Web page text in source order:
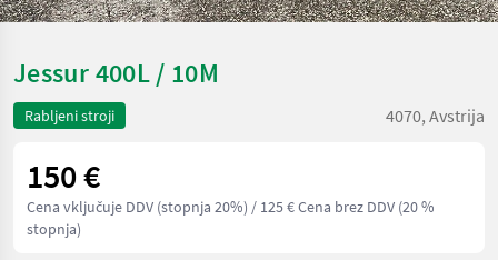
Jessur 400L / 10M
Rabljeni stroji 4070, Avstrija
150 €
Cena vključuje DDV (stopnja 20%) / 125 € Cena brez DDV (20 %
stopnja)